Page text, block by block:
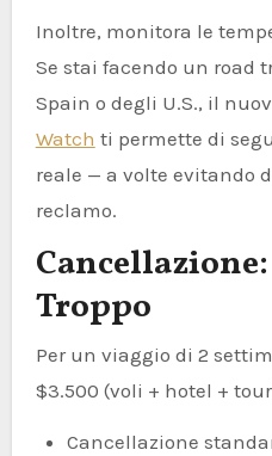
Inoltre, monitora le
Se stai facendo un road
Spain o degli U.S., il
Watch ti permette di
reale — a volte evitando
reclamo.
Troppo
Per un viaggio di 2
$3.500 (voli + hotel +
Cancellazione